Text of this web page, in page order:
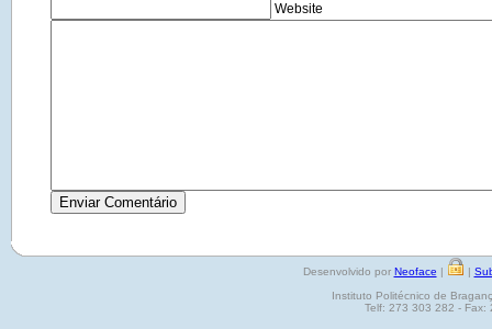
Website
Desenvolvido por Neoface | |
Instituto Politécnico de
Telf: 273 303 282 - Fax: